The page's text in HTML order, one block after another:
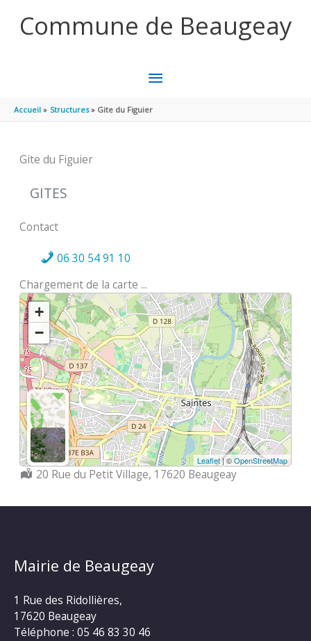
Commune de Beaugeay
MENU
PRINCIPAL
Accueil Structures Gite du Figuier
Gite du Figuier
GITES
Contact
06 30 54 91 10
Chargement de la carte ...
+
−
Leaflet| ©OpenStreetMap
Localisation :
20 Rue du Petit Village, 17620 Beaugeay
Mairie de Beaugeay
1 Rue des Ridollières,
17620 Beaugeay
Téléphone : 05 46 83 30 46